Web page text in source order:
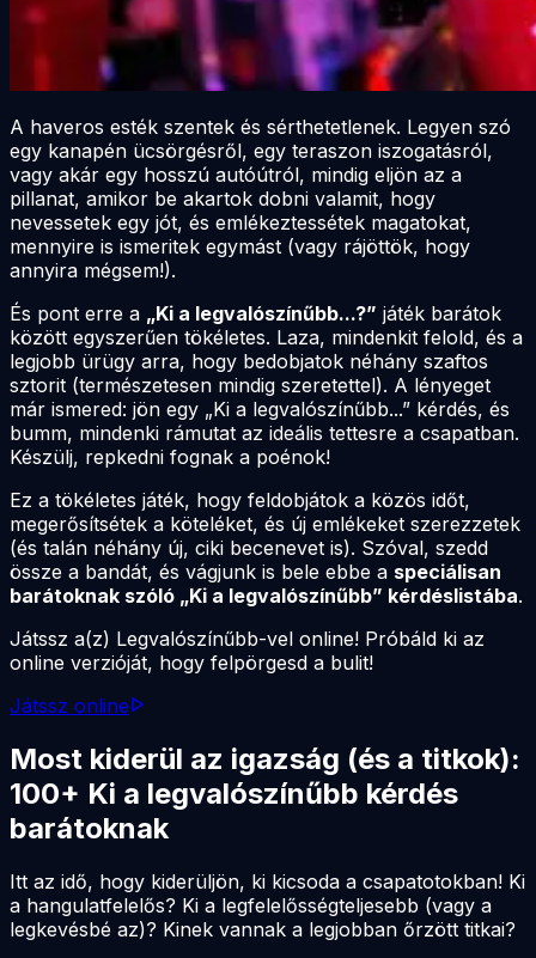
A haveros esték szentek és sérthetetlenek. Legyen szó
egy kanapén ücsörgésről, egy teraszon iszogatásról,
vagy akár egy hosszú autóútról, mindig eljön az a
pillanat, amikor be akartok dobni valamit, hogy
nevessetek egy jót, és emlékeztessétek magatokat,
mennyire is ismeritek egymást (vagy rájöttök, hogy
annyira mégsem!).
És pont erre a „Ki a legvalószínűbb...?” játék barátok
között egyszerűen tökéletes. Laza, mindenkit felold, és a
legjobb ürügy arra, hogy bedobjatok néhány szaftos
sztorit (természetesen mindig szeretettel). A lényeget
már ismered: jön egy „Ki a legvalószínűbb...” kérdés, és
bumm, mindenki rámutat az ideális tettesre a csapatban.
Készülj, repkedni fognak a poénok!
Ez a tökéletes játék, hogy feldobjátok a közös időt,
megerősítsétek a köteléket, és új emlékeket szerezzetek
(és talán néhány új, ciki becenevet is). Szóval, szedd
össze a bandát, és vágjunk is bele ebbe a speciálisan
barátoknak szóló „Ki a legvalószínűbb” kérdéslistába.
Játssz a(z) Legvalószínűbb-vel online! Próbáld ki az
online verzióját, hogy felpörgesd a bulit!
Játssz online
Most kiderül az igazság (és a titkok):
100+ Ki a legvalószínűbb kérdés
barátoknak
Itt az idő, hogy kiderüljön, ki kicsoda a csapatotokban! Ki
a hangulatfelelős? Ki a legfelelősségteljesebb (vagy a
legkevésbé az)? Kinek vannak a legjobban őrzött titkai?